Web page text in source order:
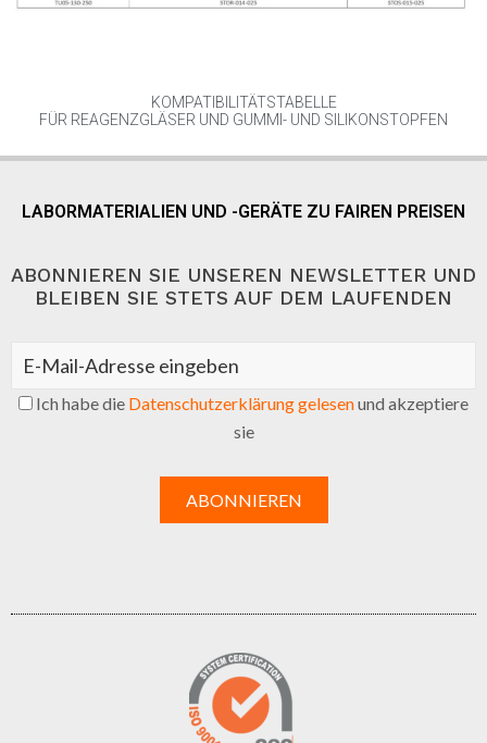
KOMPATIBILITÄTSTABELLE
FÜR REAGENZGLÄSER UND GUMMI- UND SILIKONSTOPFEN
LABORMATERIALIEN UND -GERÄTE ZU FAIREN PREISEN
ABONNIEREN SIE UNSEREN NEWSLETTER UND
BLEIBEN SIE STETS AUF DEM LAUFENDEN
Ich habe die Datenschutzerklärung gelesenund akzeptiere
sie